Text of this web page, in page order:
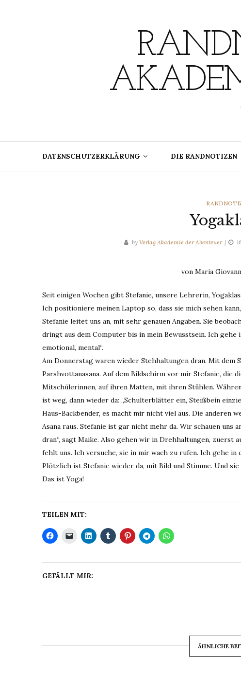
DATENSCHUTZERKLÄRUNG DIE RANDNOTIZEN
by Verlag Akademie der Abenteuer
von Maria
Seit einigen Wochen gibt Stefanie, unsere Lehrerin,
Ich positioniere meinen Laptop so, dass sie mich sehen
Stefanie leitet uns an, mit sehr genauen Angaben. Sie
dringt aus dem Computer bis in mein Bewusstsein. Ich
emotional, mental“.
Am Donnerstag waren wieder Stehhaltungen dran. Mit dem
Parshvottanasana. Auf dem Bildschirm vor mir Stefanie, die
Mitschülerinnen, auf ihren Matten, mit ihren Stühlen.
ist weg, dann wieder da: „Schulterblätter ein, Steißbein
Haus-Backbender, es macht mir nicht viel aus. Die anderen
Asana raus. Stefanie ist gar nicht mehr da. Wir schauen uns
dran“, sagt Maike. Also gehen wir in Drehhaltungen, zuerst
fehlt uns. Ich versuche, sie in mir wach zu rufen. Ich gehe in
Plötzlich ist Stefanie wieder da, mit Bild und Stimme. Und
Das ist Yoga!
TEILEN MIT:
GEFÄLLT MIR:
ÄHNLICHE